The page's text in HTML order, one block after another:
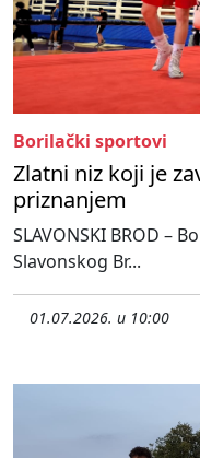
Borilački sportovi
Zlatni niz koji je
priznanjem
SLAVONSKI BROD –
Slavonskog Br...
01.07.2026. u 10:00